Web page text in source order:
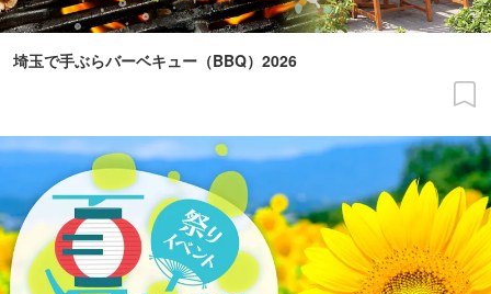
埼玉で手ぶらバーベキュー（BBQ）2026